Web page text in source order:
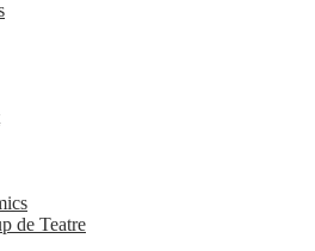
de Teatre